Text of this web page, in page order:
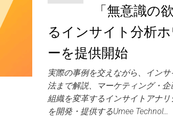
「無意識の
るインサイト分析
ーを提供開始
実際の事例を交えながら、イン
法まで解説、マーケティング・
組織を変革するインサイトアナリ
を開発・提供するUmee Technol…